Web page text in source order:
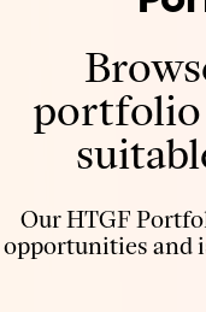
portfolio
Our HTGF
opportunities and